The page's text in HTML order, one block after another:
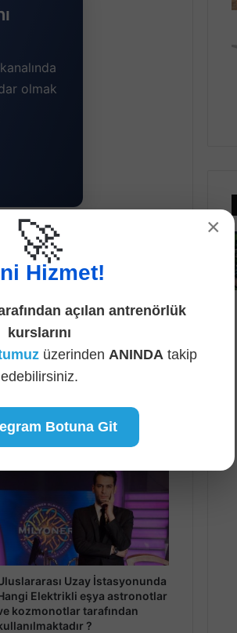
×
🚀
Hizmet!
açılan antrenörlük
kurslarını
üzerinden ANINDAtakip
edebilirsiniz.
Botuna Git
olmak
Musk’ın elektrikli
neredeyse tamamını
zorunlu işten
Uzay İstasyonunda
Elektrikli eşya astronotlar
kozmonotlar tarafından
?